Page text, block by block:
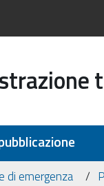
di emergenza